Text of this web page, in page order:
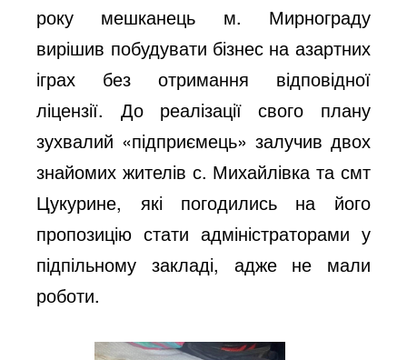
року мешканець м. Мирнограду
вирішив побудувати бізнес на азартних
іграх без отримання відповідної
ліцензії. До реалізації свого плану
зухвалий «підприємець» залучив двох
знайомих жителів с. Михайлівка та смт
Цукурине, які погодились на його
пропозицію стати адміністраторами у
підпільному закладі, адже не мали
роботи.